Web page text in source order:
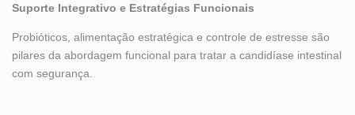
Suporte Integrativo e Estratégias Funcionais
Probióticos, alimentação estratégica e controle de estresse são
pilares da abordagem funcional para tratar a candidíase intestinal
com segurança.